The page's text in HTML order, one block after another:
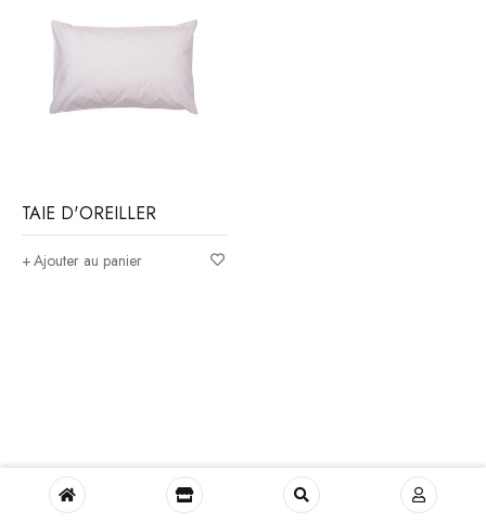
TAIE D'OREILLER
Ajouter au panier